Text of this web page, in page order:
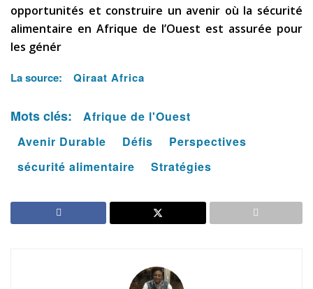
opportunités et construire un avenir où la sécurité
alimentaire en Afrique de l’Ouest est assurée pour
les génér
La source:
Qiraat Africa
Mots clés:
Afrique de l'Ouest
Avenir Durable
Défis
Perspectives
sécurité alimentaire
Stratégies